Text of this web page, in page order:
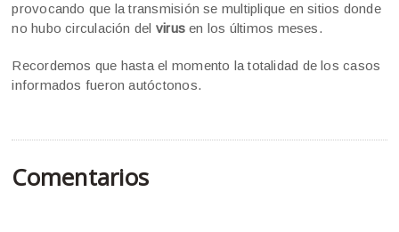
provocando que la transmisión se multiplique en sitios donde
no hubo circulación del virusen los últimos meses.
Recordemos que hasta el momento la totalidad de los casos
informados fueron autóctonos.
Comentarios